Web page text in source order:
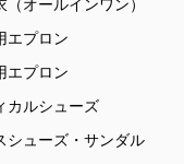
（オールインワン）
エプロン
エプロン
カルシューズ
シューズ・サンダル